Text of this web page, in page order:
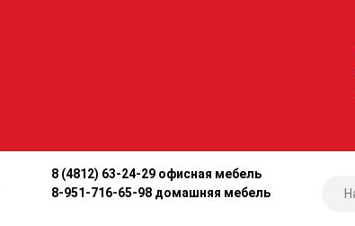
8 (4812) 63-24-29 офисная мебель
8-951-716-65-98 домашняя мебель